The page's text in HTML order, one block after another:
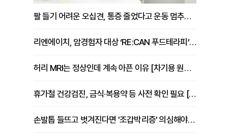
팔 들기 어려운 오십견, 통증 줄었다고 운동 멈추면 안 되는 이유 [이병욱 원장 칼럼]
리엔에이치, 암경험자 대상 ‘RE:CAN 푸드테라피’ 운영
허리 MRI는 정상인데 계속 아픈 이유 [차기용 원장 칼럼]
휴가철 건강검진, 금식·복용약 등 사전 확인 필요 [정도감 원장 칼럼]
손발톱 들뜨고 벗겨진다면 '조갑박리증' 의심해야 [김철윤 원장 칼럼]